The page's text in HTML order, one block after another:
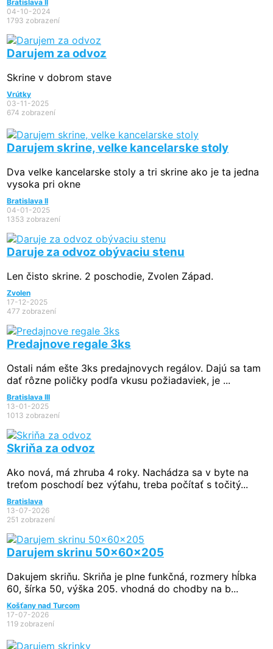
Bratislava II
04-10-2024
1793 zobrazení
Darujem za odvoz
Skrine v dobrom stave
Vrútky
03-11-2025
674 zobrazení
Darujem skrine, velke kancelarske stoly
Dva velke kancelarske stoly a tri skrine ako je ta jedna
vysoka pri okne
Bratislava II
04-01-2025
1353 zobrazení
Daruje za odvoz obývaciu stenu
Len čisto skrine. 2 poschodie, Zvolen Západ.
Zvolen
17-12-2025
477 zobrazení
Predajnove regale 3ks
Ostali nám ešte 3ks predajnovych regálov. Dajú sa tam
dať rôzne poličky podľa vkusu požiadaviek, je ...
Bratislava III
13-01-2025
1013 zobrazení
Skriňa za odvoz
Ako nová, má zhruba 4 roky. Nachádza sa v byte na
treťom poschodí bez výťahu, treba počítať s točitý...
Bratislava
13-07-2026
251 zobrazení
Darujem skrinu 50x60x205
Dakujem skriňu. Skriňa je plne funkčná, rozmery hĺbka
60, šírka 50, výška 205. vhodná do chodby na b...
Košťany nad Turcom
17-07-2026
119 zobrazení